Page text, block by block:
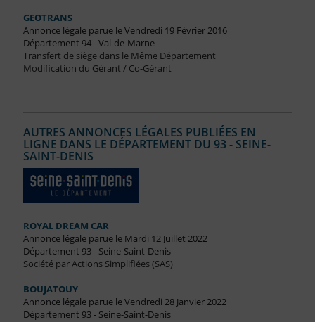
GEOTRANS
Annonce légale parue le Vendredi 19 Février 2016
Département 94 - Val-de-Marne
Transfert de siège dans le Même Département
Modification du Gérant / Co-Gérant
AUTRES ANNONCES LÉGALES PUBLIÉES EN
LIGNE DANS LE DÉPARTEMENT DU 93 - SEINE-
SAINT-DENIS
ROYAL DREAM CAR
Annonce légale parue le Mardi 12 Juillet 2022
Département 93 - Seine-Saint-Denis
Société par Actions Simplifiées (SAS)
BOUJATOUY
Annonce légale parue le Vendredi 28 Janvier 2022
Département 93 - Seine-Saint-Denis